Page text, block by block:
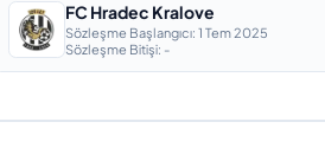
FC Hradec Kralove
Sözleşme Başlangıcı: 1 Tem 2025
Sözleşme Bitişi: -